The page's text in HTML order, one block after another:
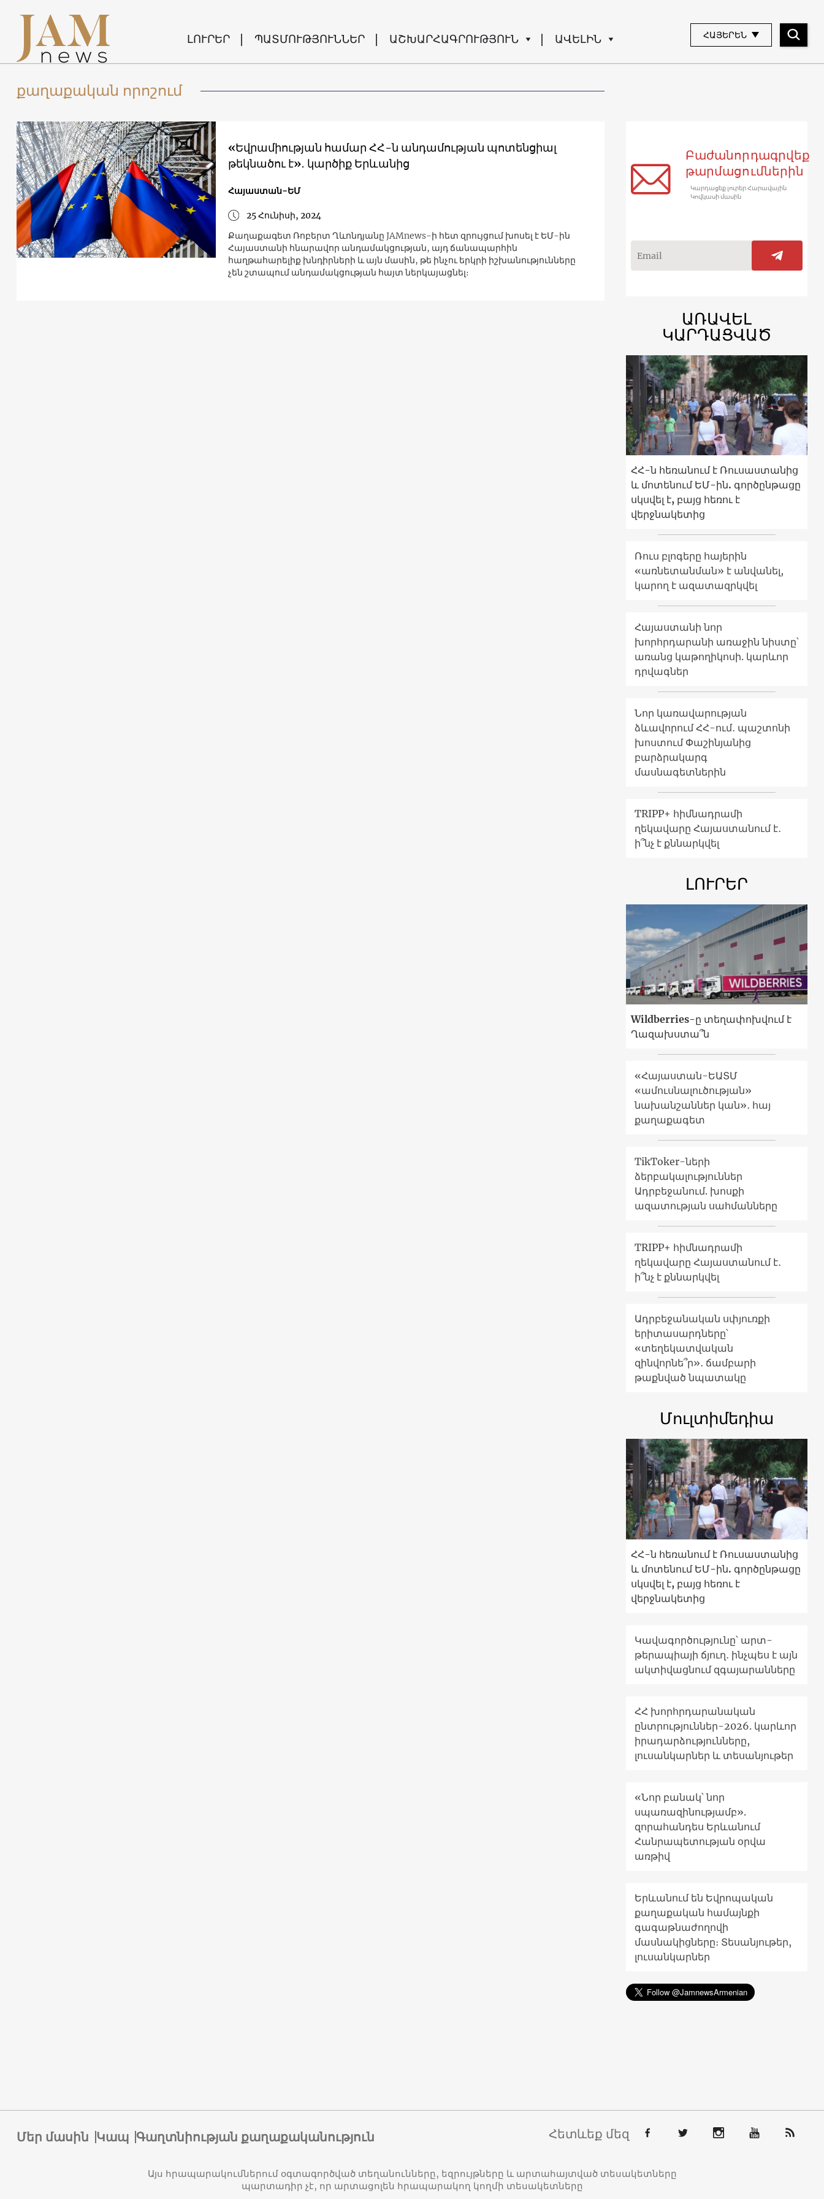
ԼՈՒՐԵՐ ՊԱՏՄՈՒԹՅՈՒՆՆԵՐ ԱՇԽԱՐՀԱԳՐՈՒԹՅՈՒՆ ԱՎԵԼԻՆ ՀԱՅԵՐԵՆ
քաղաքական որոշում
«Եվրամիության համար ՀՀ-ն անդամության պոտենցիալ
թեկնածու է»․ կարծիք Երևանից
Հայաստան-ԵՄ
25 Հունիսի, 2024
Քաղաքագետ Ռոբերտ Ղևոնդյանը JAMnews-ի հետ զրույցում խոսել է ԵՄ-ին
Հայաստանի հնարավոր անդամակցության, այդ ճանապարհին
հաղթահարելիք խնդիրների և այն մասին, թե ինչու երկրի իշխանությունները
չեն շտապում անդամակցության հայտ ներկայացնել։
Բաժանորդագրվեք
թարմացումներին
Կարդացեք լուրեր Հարավային
Կովկասի մասին
ԱՌԱՎԵԼ
ԿԱՐԴԱՑՎԱԾ
ՀՀ-ն հեռանում է Ռուսաստանից
և մոտենում ԵՄ-ին. գործընթացը
սկսվել է, բայց հեռու է
վերջնակետից
Ռուս բլոգերը հայերին
«առնետանման» է անվանել,
կարող է ազատազրկվել
Հայաստանի նոր
խորհրդարանի առաջին նիստը՝
առանց կաթողիկոսի. կարևոր
դրվագներ
Նոր կառավարության
ձևավորում ՀՀ-ում․ պաշտոնի
խոստում Փաշինյանից
բարձրակարգ
մասնագետներին
TRIPP+ հիմնադրամի
ղեկավարը Հայաստանում է․
ի՞նչ է քննարկվել
ԼՈՒՐԵՐ
Wildberries-ը տեղափոխվում է
Ղազախստա՞ն
«Հայաստան-ԵԱՏՄ
«ամուսնալուծության»
նախանշաններ կան»․ հայ
քաղաքագետ
TikToker-ների
ձերբակալություններ
Ադրբեջանում. խոսքի
ազատության սահմանները
TRIPP+ հիմնադրամի
ղեկավարը Հայաստանում է․
ի՞նչ է քննարկվել
Ադրբեջանական սփյուռքի
երիտասարդները՝
«տեղեկատվական
զինվորնե՞ր»․ ճամբարի
թաքնված նպատակը
Մուլտիմեդիա
ՀՀ-ն հեռանում է Ռուսաստանից
և մոտենում ԵՄ-ին. գործընթացը
սկսվել է, բայց հեռու է
վերջնակետից
Կավագործությունը՝ արտ-
թերապիայի ճյուղ․ ինչպես է այն
ակտիվացնում զգայարանները
ՀՀ խորհրդարանական
ընտրություններ-2026. կարևոր
իրադարձությունները,
լուսանկարներ և տեսանյութեր
«Նոր բանակ՝ նոր
սպառազինությամբ».
զորահանդես Երևանում
Հանրապետության օրվա
առթիվ
Երևանում են Եվրոպական
քաղաքական համայնքի
գագաթնաժողովի
մասնակիցները։ Տեսանյութեր,
լուսանկարներ
Մեր մասին Կապ Գաղտնիության քաղաքականություն Հետևեք մեզ
Այս հրապարակումներում օգտագործված տեղանունները, եզրույթները և արտահայտված տեսակետները
պարտադիր չէ, որ արտացոլեն հրապարակող կողմի տեսակետները